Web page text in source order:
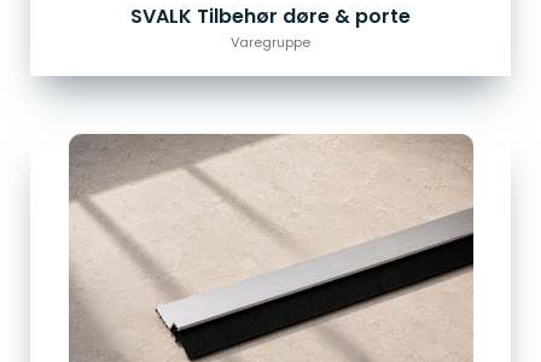
SVALK Tilbehør døre & porte
Varegruppe